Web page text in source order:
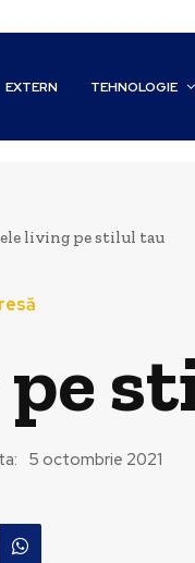
EXTERN TEHNOLOGIE
living pe stilul tau
5 octombrie 2021